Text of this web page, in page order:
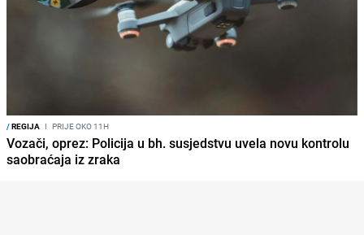
/REGIJA I PRIJE OKO 11H
Vozači, oprez: Policija u bh. susjedstvu uvela novu kontrolu
saobraćaja iz zraka